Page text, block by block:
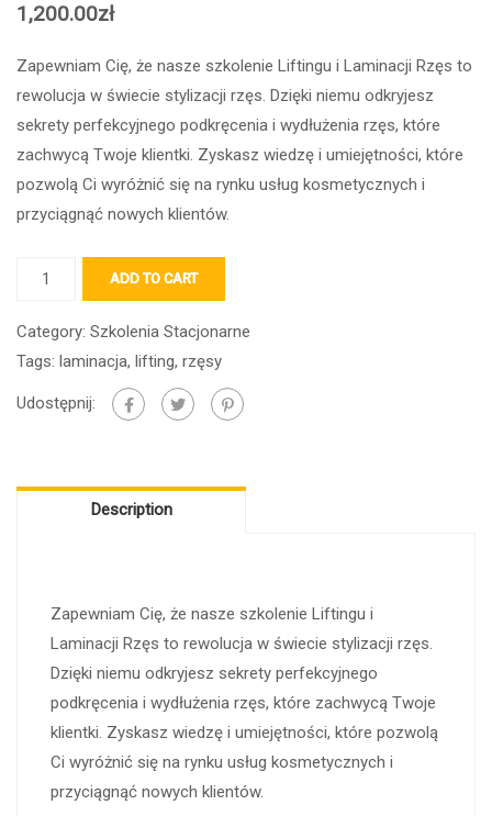
1,200.00zł
Zapewniam Cię, że nasze szkolenie Liftingu i Laminacji Rzęs to
rewolucja w świecie stylizacji rzęs. Dzięki niemu odkryjesz
sekrety perfekcyjnego podkręcenia i wydłużenia rzęs, które
zachwycą Twoje klientki. Zyskasz wiedzę i umiejętności, które
pozwolą Ci wyróżnić się na rynku usług kosmetycznych i
przyciągnąć nowych klientów.
ADD TO CART
Category: Szkolenia Stacjonarne
Tags: laminacja, lifting, rzęsy
Udostępnij:
Description
Zapewniam Cię, że nasze szkolenie Liftingu i
Laminacji Rzęs to rewolucja w świecie stylizacji rzęs.
Dzięki niemu odkryjesz sekrety perfekcyjnego
podkręcenia i wydłużenia rzęs, które zachwycą Twoje
klientki. Zyskasz wiedzę i umiejętności, które pozwolą
Ci wyróżnić się na rynku usług kosmetycznych i
przyciągnąć nowych klientów.